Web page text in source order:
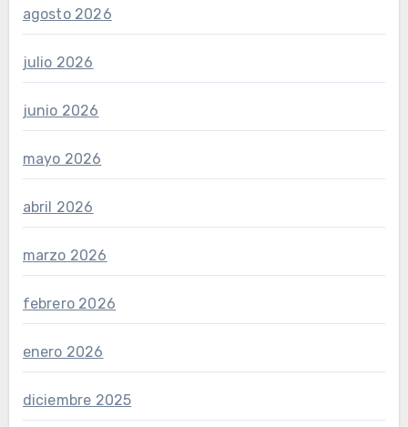
agosto 2026
julio 2026
junio 2026
mayo 2026
abril 2026
marzo 2026
febrero 2026
enero 2026
diciembre 2025